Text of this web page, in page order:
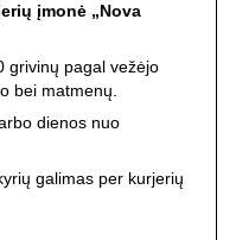
įmonė „Nova
grivinų pagal vežėjo
bei matmenų.
dienos nuo
galimas per kurjerių